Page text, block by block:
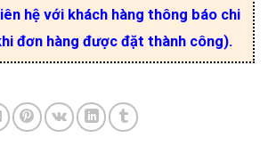
hệ với khách hàng thông báo chi
đơn hàng được đặt thành công).